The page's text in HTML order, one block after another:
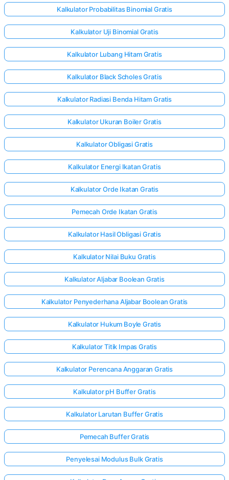
Kalkulator Probabilitas Binomial Gratis
Kalkulator Uji Binomial Gratis
Kalkulator Lubang Hitam Gratis
Kalkulator Black Scholes Gratis
Kalkulator Radiasi Benda Hitam Gratis
Kalkulator Ukuran Boiler Gratis
Kalkulator Obligasi Gratis
Kalkulator Energi Ikatan Gratis
Kalkulator Orde Ikatan Gratis
Pemecah Orde Ikatan Gratis
Kalkulator Hasil Obligasi Gratis
Kalkulator Nilai Buku Gratis
Kalkulator Aljabar Boolean Gratis
Kalkulator Penyederhana Aljabar Boolean Gratis
Kalkulator Hukum Boyle Gratis
Kalkulator Titik Impas Gratis
Kalkulator Perencana Anggaran Gratis
Kalkulator pH Buffer Gratis
Kalkulator Larutan Buffer Gratis
Pemecah Buffer Gratis
Penyelesai Modulus Bulk Gratis